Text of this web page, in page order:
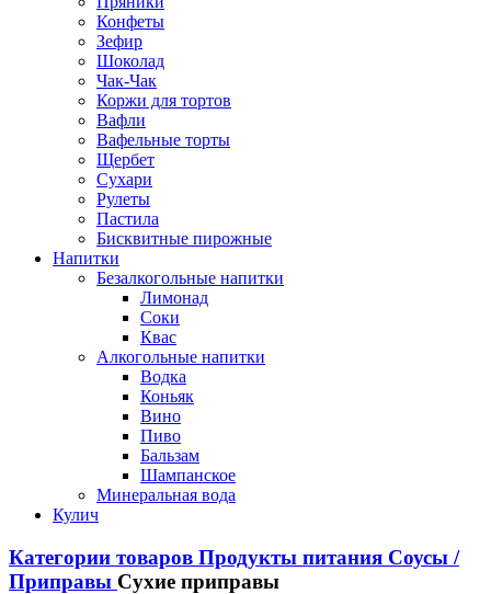
Конфеты
Зефир
Шоколад
Чак-Чак
Коржи для тортов
Вафли
Вафельные торты
Щербет
Сухари
Рулеты
Пастила
Бисквитные пирожные
Напитки
Безалкогольные напитки
Лимонад
Соки
Квас
Алкогольные напитки
Водка
Коньяк
Вино
Пиво
Бальзам
Шампанское
Минеральная вода
Кулич
Категории товаров Продукты питания Соусы /
Приправы Сухие приправы